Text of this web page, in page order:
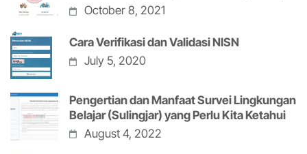
October 8, 2021
Cara Verifikasi dan Validasi NISN
July 5, 2020
Pengertian dan Manfaat Survei Lingkungan
Belajar (Sulingjar) yang Perlu Kita Ketahui
August 4, 2022